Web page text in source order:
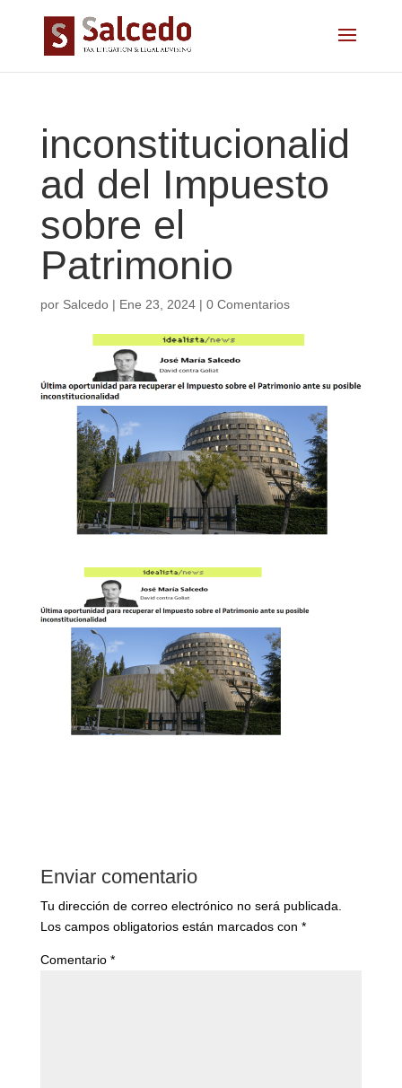
inconstitucionalid
ad del Impuesto
sobre el
Patrimonio
por Salcedo| Ene 23, 2024| 0 Comentarios
Enviar comentario
Tu dirección de correo electrónico no será publicada.
Los campos obligatorios están marcados con *
Comentario *